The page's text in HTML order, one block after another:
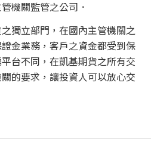
機關監管之公司．
獨立部門，在國內主管機關之
金業務，客戶之資金都受到保
台不同，在凱基期貨之所有交
的要求，讓投資人可以放心交